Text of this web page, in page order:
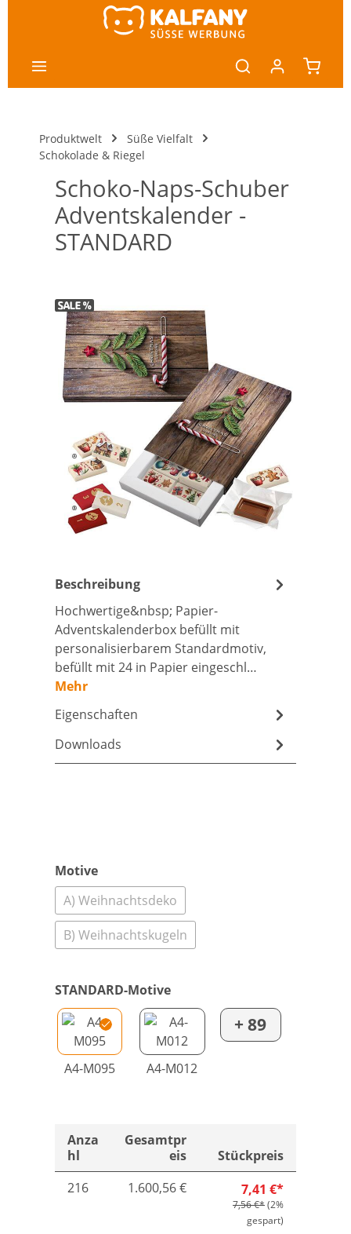
Produktwelt
Süße Vielfalt
Schokolade & Riegel
Schoko-Naps-Schuber
Adventskalender -
STANDARD
Bildergalerie überspringen
Beschreibung
Hochwertige&nbsp; Papier-
Adventskalenderbox befüllt mit
personalisierbarem Standardmotiv,
befüllt mit 24 in Papier eingeschl…
Mehr
Eigenschaften
Downloads
Motive
A) Weihnachtsdeko
B) Weihnachtskugeln
STANDARD-Motive
A4-M095 A4-M012
+ 89
Anza
hl
Gesamtpr
eis
Stückpreis
216
1.600,56 € 7,41 €*
7,56 €*(2%
gespart)